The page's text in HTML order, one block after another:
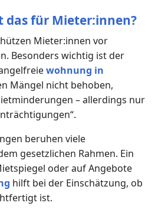
das für Mieter:innen?
Mieter:innen vor
Besonders wichtig ist der
wohnung in
Mängel nicht behoben,
– allerdings nur
beruhen viele
gesetzlichen Rahmen. Ein
oder auf Angebote
hilft bei der Einschätzung, ob
ist.